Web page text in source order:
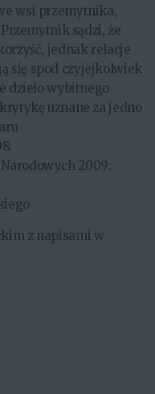
wsi przemytnika,
sądzi, że
jednak relacje
się spod czyjejkolwiek
dzieło wybitnego
uznane za jedno
2009:
z napisami w